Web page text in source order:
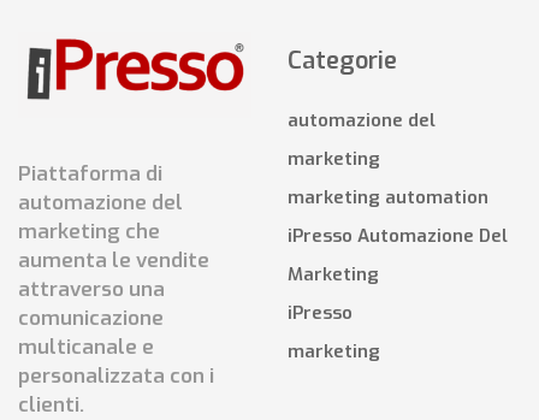
Piattaforma di
automazione del
marketing che
aumenta le vendite
attraverso una
comunicazione
multicanale e
personalizzata con i
clienti.
Categorie
automazione del
marketing
marketing automation
iPresso Automazione Del
Marketing
iPresso
marketing